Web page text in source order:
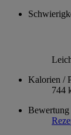
Kalorien /
744
Bewertung